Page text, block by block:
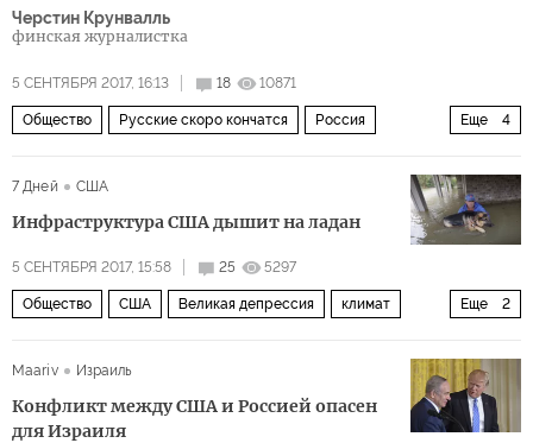
Черстин Крунвалль
финская журналистка
5 СЕНТЯБРЯ 2017, 16:13 18 10871
Еще 4
Общество Русские скоро кончатся Россия
7 Дней США
Инфраструктура США дышит на ладан
5 СЕНТЯБРЯ 2017, 15:58 25 5297
Еще 2
Общество США Великая депрессия климат
Maariv
Израиль
Конфликт между США и Россией опасен
для Израиля